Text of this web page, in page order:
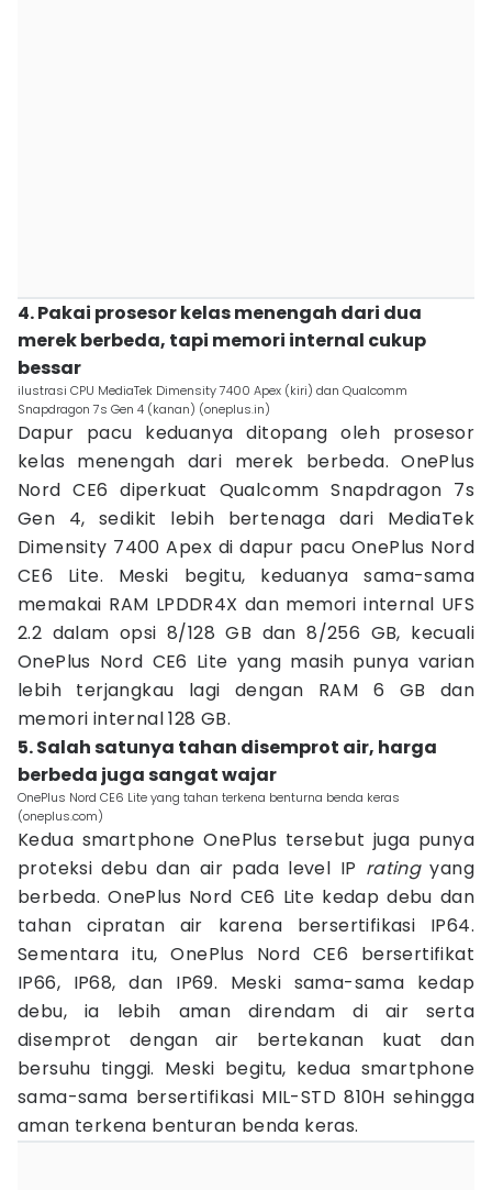
4. Pakai prosesor kelas menengah dari dua
merek berbeda, tapi memori internal cukup
bessar
ilustrasi CPU MediaTek Dimensity 7400 Apex (kiri) dan Qualcomm
Snapdragon 7s Gen 4 (kanan) (oneplus.in)
Dapur pacu keduanya ditopang oleh prosesor
kelas menengah dari merek berbeda. OnePlus
Nord CE6 diperkuat Qualcomm Snapdragon 7s
Gen 4, sedikit lebih bertenaga dari MediaTek
Dimensity 7400 Apex di dapur pacu OnePlus Nord
CE6 Lite. Meski begitu, keduanya sama-sama
memakai RAM LPDDR4X dan memori internal UFS
2.2 dalam opsi 8/128 GB dan 8/256 GB, kecuali
OnePlus Nord CE6 Lite yang masih punya varian
lebih terjangkau lagi dengan RAM 6 GB dan
memori internal 128 GB.
5. Salah satunya tahan disemprot air, harga
berbeda juga sangat wajar
OnePlus Nord CE6 Lite yang tahan terkena benturna benda keras
(oneplus.com)
Kedua smartphone OnePlus tersebut juga punya
proteksi debu dan air pada level IP ratingyang
berbeda. OnePlus Nord CE6 Lite kedap debu dan
tahan cipratan air karena bersertifikasi IP64.
Sementara itu, OnePlus Nord CE6 bersertifikat
IP66, IP68, dan IP69. Meski sama-sama kedap
debu, ia lebih aman direndam di air serta
disemprot dengan air bertekanan kuat dan
bersuhu tinggi. Meski begitu, kedua smartphone
sama-sama bersertifikasi MIL-STD 810H sehingga
aman terkena benturan benda keras.